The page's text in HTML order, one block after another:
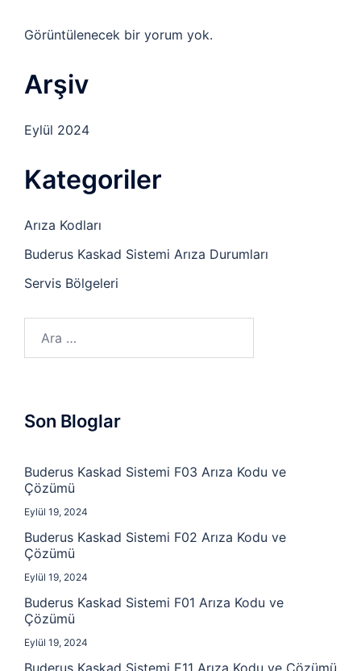
Görüntülenecek bir yorum yok.
Arşiv
Eylül 2024
Kategoriler
Arıza Kodları
Buderus Kaskad Sistemi Arıza Durumları
Servis Bölgeleri
Son Bloglar
Buderus Kaskad Sistemi F03 Arıza Kodu ve
Çözümü
Eylül 19, 2024
Buderus Kaskad Sistemi F02 Arıza Kodu ve
Çözümü
Eylül 19, 2024
Buderus Kaskad Sistemi F01 Arıza Kodu ve
Çözümü
Eylül 19, 2024
Buderus Kaskad Sistemi E11 Arıza Kodu ve Çözümü